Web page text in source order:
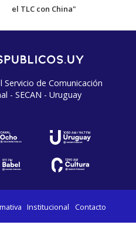
el TLC con China"
de Comunicación
- SECAN - Uruguay
Institucional Contacto